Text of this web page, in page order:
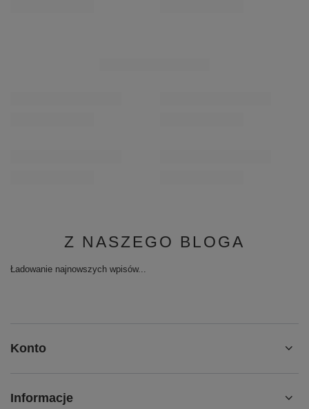
Z NASZEGO BLOGA
Ładowanie najnowszych wpisów...
Konto
Informacje